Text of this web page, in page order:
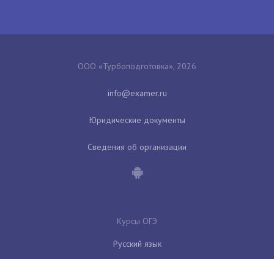
ООО «Турбоподготовка», 2026
Юридические документы
Сведения об организации
Курсы ОГЭ
Русский язык